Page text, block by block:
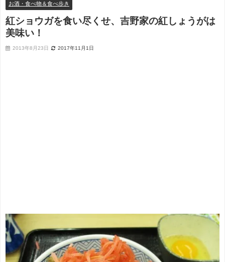
お酒・食べ物＆食べ歩き
紅ショウガを食い尽くせ、吉野家の紅しょうがは
美味い！
2013年8月23日 2017年11月1日